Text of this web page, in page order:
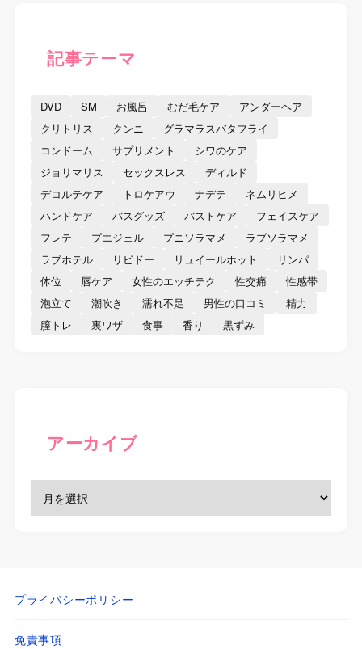
記事テーマ
DVD SM お風呂 むだ毛ケア
アンダーヘア
クリトリス
クンニ
グラマラスバタフライ
コンドーム
サプリメント
シワのケア
ジョリマリス
セックスレス
ディルド
デコルテケア
トロケアウ ナデテ
ネムリヒメ
ハンドケア
バスグッズ バストケア
フェイスケア
フレテ
プエジェル プニソラマメ
ラブソラマメ
ラブホテル
リビドー リュイールホット
リンパ
体位
唇ケア 女性のエッチテク 性交痛
性感帯
泡立て
潮吹き 濡れ不足 男性の口コミ
精力
膣トレ
裏ワザ 食事 香り 黒ずみ
アーカイブ
プライバシーポリシー
免責事項